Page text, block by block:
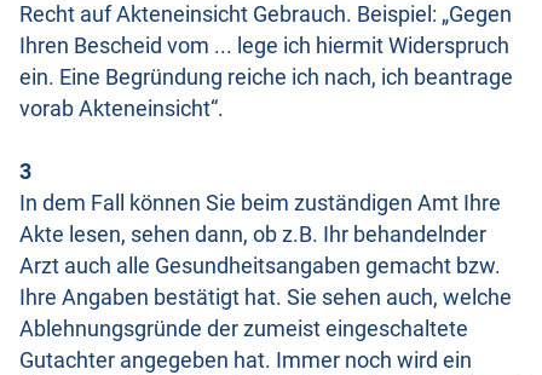
Recht auf Akteneinsicht Gebrauch. Beispiel: „Gegen
Ihren Bescheid vom ... lege ich hiermit Widerspruch
ein. Eine Begründung reiche ich nach, ich beantrage
vorab Akteneinsicht“.
3
In dem Fall können Sie beim zuständigen Amt Ihre
Akte lesen, sehen dann, ob z.B. Ihr behandelnder
Arzt auch alle Gesundheitsangaben gemacht bzw.
Ihre Angaben bestätigt hat. Sie sehen auch, welche
Ablehnungsgründe der zumeist eingeschaltete
Gutachter angegeben hat. Immer noch wird ein